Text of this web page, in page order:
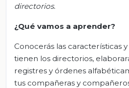
directorios.
¿Qué vamos a aprender?
Conocerás las características
tienen los directorios,
registres y órdenes
tus compañeras y